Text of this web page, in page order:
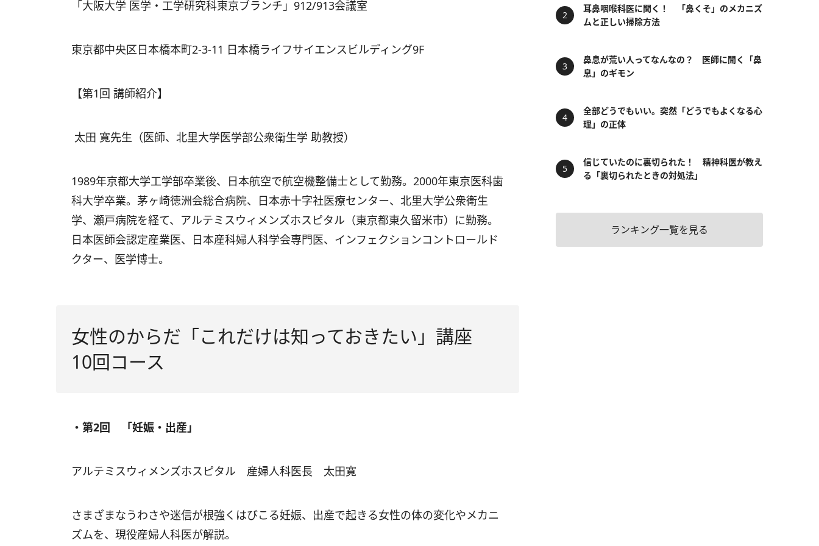
「大阪大学 医学・工学研究科東京ブランチ」 912/913会議室
東京都中央区日本橋本町2-3-11 日本橋ライフサイエンスビルディング9F
【第1回 講師紹介】
太田 寛先生 （医師、北里大学医学部公衆衛生学 助教授）
1989年京都大学工学部卒業後、日本航空で航空機整備士として勤務。 2000年東京医科歯
科大学卒業。茅ヶ崎徳洲会総合病院、日本赤十字社医療センター、北里大学公衆衛生
学、瀬戸病院を経て、アルテミスウィメンズホスピタル（東京都東久留米市）に勤務。
日本医師会認定産業医、日本産科婦人科学会専門医、インフェクションコントロールド
クター、医学博士。
女性のからだ「これだけは知っておきたい」講座
10回コース
・第2回 「妊娠・出産」
アルテミスウィメンズホスピタル 産婦人科医長 太田寛
さまざまなうわさや迷信が根強くはびこる妊娠、出産で起きる女性の体の変化やメカニ
ズムを、現役産婦人科医が解説。
耳鼻咽喉科医に聞く！ 「鼻くそ」のメカニズ
ムと正しい掃除方法
鼻息が荒い人ってなんなの？ 医師に聞く「鼻
息」のギモン
全部どうでもいい。突然「どうでもよくなる心
理」の正体
信じていたのに裏切られた！ 精神科医が教え
る「裏切られたときの対処法」
ランキング一覧を見る